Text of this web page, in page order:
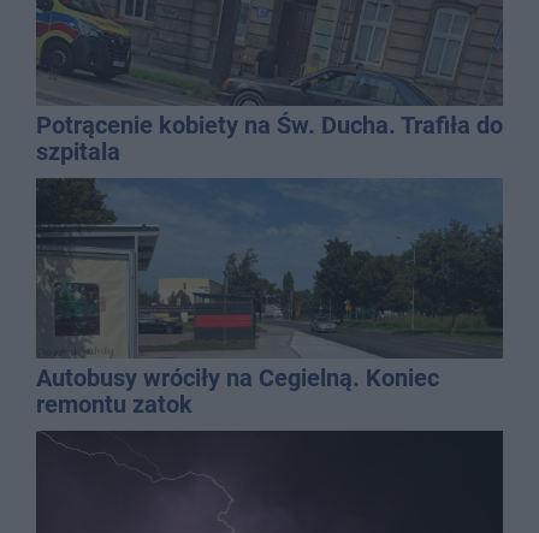
Potrącenie kobiety na Św. Ducha. Trafiła do
szpitala
Autobusy wróciły na Cegielną. Koniec
remontu zatok